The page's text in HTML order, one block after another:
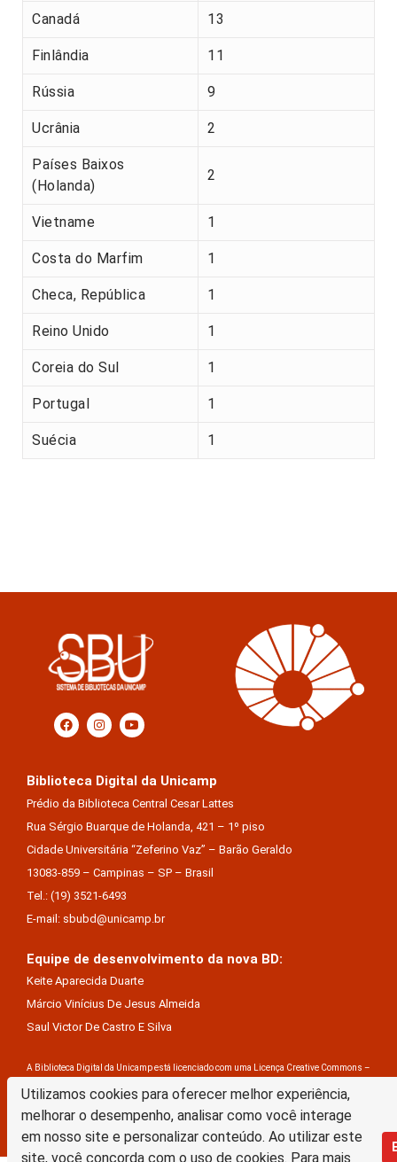
Utilizamos cookies para oferecer melhor experiência,
melhorar o desempenho, analisar como você interage
em nosso site e personalizar conteúdo. Ao utilizar este
site, você concorda com o uso de cookies. Para mais
Canadá 13
Finlândia 11
Rússia 9
Ucrânia 2
Países Baixos
(Holanda)
2
Vietname 1
Costa do Marfim 1
Checa, República 1
Reino Unido 1
Coreia do Sul 1
Portugal 1
Suécia 1
Biblioteca Digital da Unicamp
Prédio da Biblioteca Central Cesar Lattes
Rua Sérgio Buarque de Holanda, 421 – 1º piso
Cidade Universitária “Zeferino Vaz” – Barão Geraldo
13083-859 – Campinas – SP – Brasil
Tel.: (19) 3521-6493
E-mail: sbubd@unicamp.br
Equipe de desenvolvimento da nova BD:
Keite Aparecida Duarte
Márcio Vinícius De Jesus Almeida
Saul Victor De Castro E Silva
A Biblioteca Digital da Unicamp está licenciado com uma Licença Creative Commons –
Atribuição Sem Derivações 4.0 Internacional